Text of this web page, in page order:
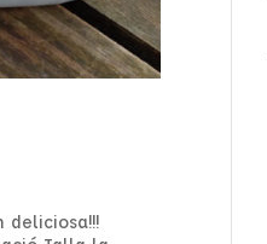
deliciosa!!!